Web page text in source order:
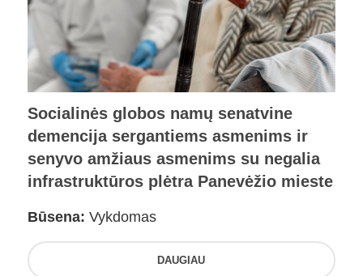
Socialinės globos namų senatvine
demencija sergantiems asmenims ir
senyvo amžiaus asmenims su negalia
infrastruktūros plėtra Panevėžio mieste
Būsena: Vykdomas
DAUGIAU